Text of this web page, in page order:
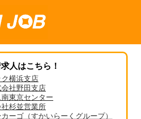
人はこちら！
横浜支店
社野田支店
東京センター
杉並営業所
ーゴ（すかいらーくグループ）